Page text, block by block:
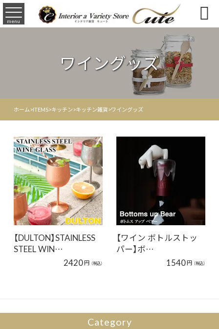
menu 
ワイングッズ
ホーム>ITEMS>キッチン>キッチン雑貨>ワイングッズ
【DULTON】STAINLESS
STEEL WIN…
2420円 （税込）
【ワイン ボトルストッ
パー】ボ…
1540円 （税込）
Category